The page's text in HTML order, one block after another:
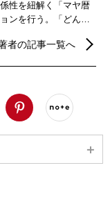
性を紐解く「マヤ暦
ンを行う。「どんな
することがたくさん
者の記事一覧へ
）
LINE Pinterest